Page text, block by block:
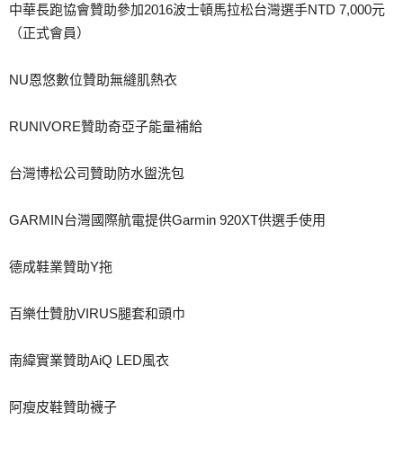
中華長跑協會贊助參加2016波士頓馬拉松台灣選手NTD 7,000元
（正式會員）
NU恩悠數位贊助無縫肌熱衣
RUNIVORE贊助奇亞子能量補給
台灣博松公司贊助防水盥洗包
GARMIN台灣國際航電提供Garmin 920XT供選手使用
德成鞋業贊助Y拖
百樂仕贊肋VIRUS腿套和頭巾
南緯實業贊助AiQ LED風衣
阿瘦皮鞋贊助襪子